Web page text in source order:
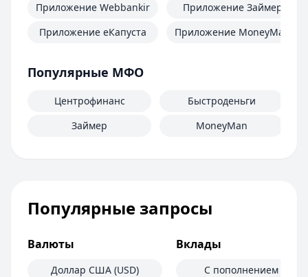
Приложение Webbankir
Приложение еКапуста
Приложение Займер
Приложение MoneyMan
Популярные МФО
Центрофинанс
Займер
Быстроденьги
MoneyMan
Популярные запросы
Валюты
Доллар США (USD)
Вклады
С пополнением